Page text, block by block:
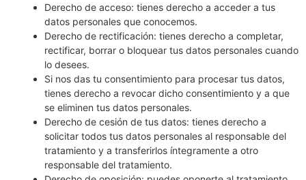
Derecho de acceso: tienes derecho a acceder a tus
datos personales que conocemos.
Derecho de rectificación: tienes derecho a completar,
rectificar, borrar o bloquear tus datos personales cuando
lo desees.
Si nos das tu consentimiento para procesar tus datos,
tienes derecho a revocar dicho consentimiento y a que
se eliminen tus datos personales.
Derecho de cesión de tus datos: tienes derecho a
solicitar todos tus datos personales al responsable del
tratamiento y a transferirlos íntegramente a otro
responsable del tratamiento.